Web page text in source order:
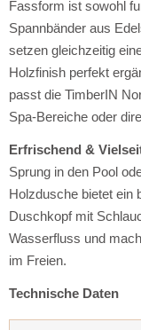
Fassform ist sowohl
Spannbänder aus
setzen gleichzeitig
Holzfinish perfekt
passt die TimberIN
Spa-Bereiche oder
Erfrischend &
Sprung in den Pool
Holzdusche bietet ein
Duschkopf mit
Wasserfluss und
im Freien.
Technische Daten